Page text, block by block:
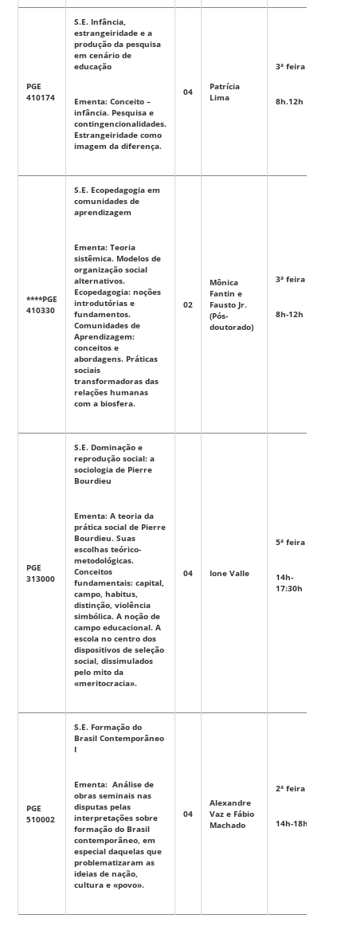
PGE
410174
S.E. Infância,
estrangeiridade e a
produção da pesquisa
em cenário de
educação
Ementa: Conceito –
infância. Pesquisa e
contingencionalidades.
Estrangeiridade como
imagem da diferença.
04
Patrícia
Lima
3ª feira
8h.12h
****PGE
410330
S.E. Ecopedagogia em
comunidades de
aprendizagem
Ementa: Teoria
sistêmica. Modelos de
organização social
alternativos.
Ecopedagogia: noções
introdutórias e
fundamentos.
Comunidades de
Aprendizagem:
conceitos e
abordagens. Práticas
sociais
transformadoras das
relações humanas
com a biosfera.
02
Mônica
Fantin e
Fausto Jr.
(Pós-
doutorado)
3ª feira
8h-12h
PGE
313000
S.E. Dominação e
reprodução social: a
sociologia de Pierre
Bourdieu
Ementa: A teoria da
prática social de Pierre
Bourdieu. Suas
escolhas teórico-
metodológicas.
Conceitos
fundamentais: capital,
campo, habitus,
distinção, violência
simbólica. A noção de
campo educacional. A
escola no centro dos
dispositivos de seleção
social, dissimulados
pelo mito da
«meritocracia».
04 Ione Valle
5ª feira
14h-
17:30h
PGE
510002
S.E. Formação do
Brasil Contemporâneo
I
Ementa: Análise de
obras seminais nas
disputas pelas
interpretações sobre
formação do Brasil
contemporâneo, em
especial daquelas que
problematizaram as
ideias de nação,
cultura e «povo».
04
Alexandre
Vaz e Fábio
Machado
2ª feira
14h-18h